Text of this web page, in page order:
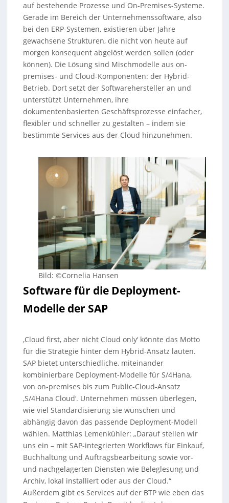
auf bestehende Prozesse und On-Premises-Systeme.
Gerade im Bereich der Unternehmenssoftware, also
bei den ERP-Systemen, existieren über Jahre
gewachsene Strukturen, die nicht von heute auf
morgen konsequent abgelöst werden sollen (oder
können). Die Lösung sind Mischmodelle aus on-
premises- und Cloud-Komponenten: der Hybrid-
Betrieb. Dort setzt der Softwarehersteller an und
unterstützt Unternehmen, ihre
dokumentenbasierten Geschäftsprozesse einfacher,
flexibler und schneller zu gestalten – indem sie
bestimmte Services aus der Cloud hinzunehmen.
Bild: ©Cornelia Hansen
Software für die Deployment-
Modelle der SAP
‚Cloud first, aber nicht Cloud only‘ könnte das Motto
für die Strategie hinter dem Hybrid-Ansatz lauten.
SAP bietet unterschiedliche, miteinander
kombinierbare Deployment-Modelle für S/4Hana,
von on-premises bis zum Public-Cloud-Ansatz
‚S/4Hana Cloud‘. Unternehmen müssen überlegen,
wie viel Standardisierung sie wünschen und
abhängig davon das passende Deployment-Modell
wählen. Matthias Lemenkühler: „Darauf stellen wir
uns ein – mit SAP-integrierten Workflows für Einkauf,
Buchhaltung und Auftragsbearbeitung sowie vor-
und nachgelagerten Diensten wie Beleglesung und
Archiv, lokal installiert oder aus der Cloud.“
Außerdem gibt es Services auf der BTP wie eben das